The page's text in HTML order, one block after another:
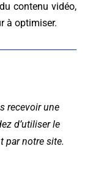
contenu vidéo,
à optimiser.
recevoir une
d’utiliser le
par notre site.